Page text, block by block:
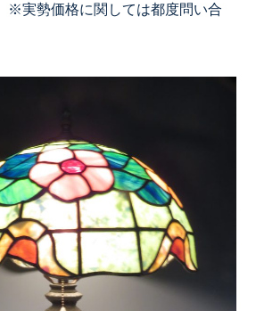
※実勢価格に関しては都度問い合